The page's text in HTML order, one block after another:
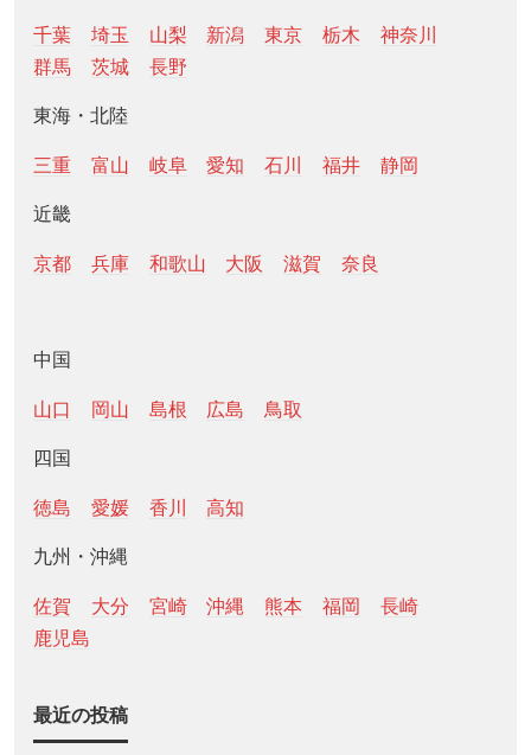
千葉 埼玉 山梨 新潟 東京 栃木
神奈川
群馬
茨城 長野
東海・北陸
三重 富山 岐阜 愛知 石川 福井 静岡
近畿
京都 兵庫 和歌山 大阪 滋賀 奈良
中国
山口 岡山 島根 広島 鳥取
四国
徳島 愛媛 香川 高知
九州・沖縄
佐賀 大分 宮崎 沖縄 熊本 福岡
長崎
鹿児島
最近の投稿